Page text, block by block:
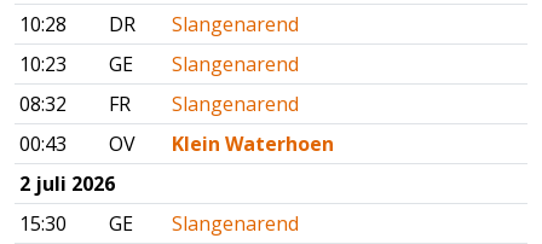
10:28
DR
Slangenarend
10:23
GE
Slangenarend
08:32
FR
Slangenarend
00:43
OV
Klein Waterhoen
2 juli 2026
15:30
GE
Slangenarend